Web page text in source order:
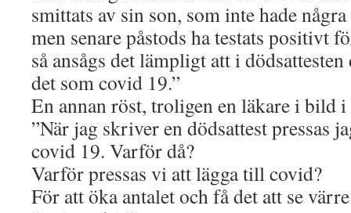
smittats av sin son, som inte hade
men senare påstods ha testats positivt
så ansågs det lämpligt att i
det som covid 19.”
En annan röst, troligen en läkare i bild
”När jag skriver en dödsattest pressas
covid 19. Varför då?
Varför pressas vi att lägga till covid?
För att öka antalet och få det att se